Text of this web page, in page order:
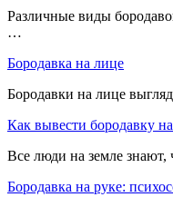
Различные виды
…
Бородавка на лице
Бородавки на лице
Как вывести бородавку
Все люди на земле знают,
Бородавка на руке: